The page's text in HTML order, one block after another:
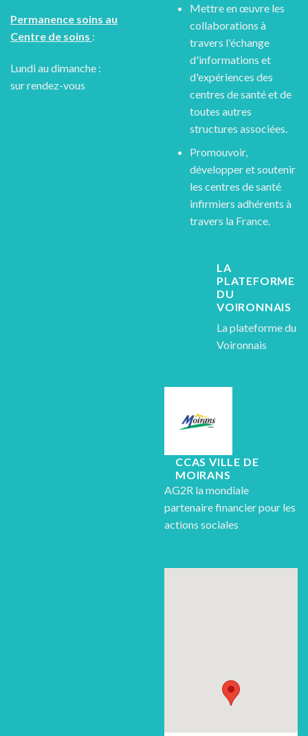
Permanence soins au
Centre de soins :
Lundi au dimanche :
sur rendez-vous
Mettre en œuvre les
collaborations à
travers l'échange
d'informations et
d'expériences des
centres de santé et de
toutes autres
structures associées.
Promouvoir,
développer et soutenir
les centres de santé
infirmiers adhérents à
travers la France.
LA
PLATEFORME
DU
VOIRONNAIS
La plateforme du
Voironnais
CCAS VILLE DE
MOIRANS
AG2R la mondiale
partenaire financier pour les
actions sociales